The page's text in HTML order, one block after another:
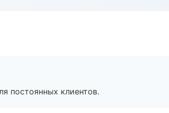
постоянных клиентов.